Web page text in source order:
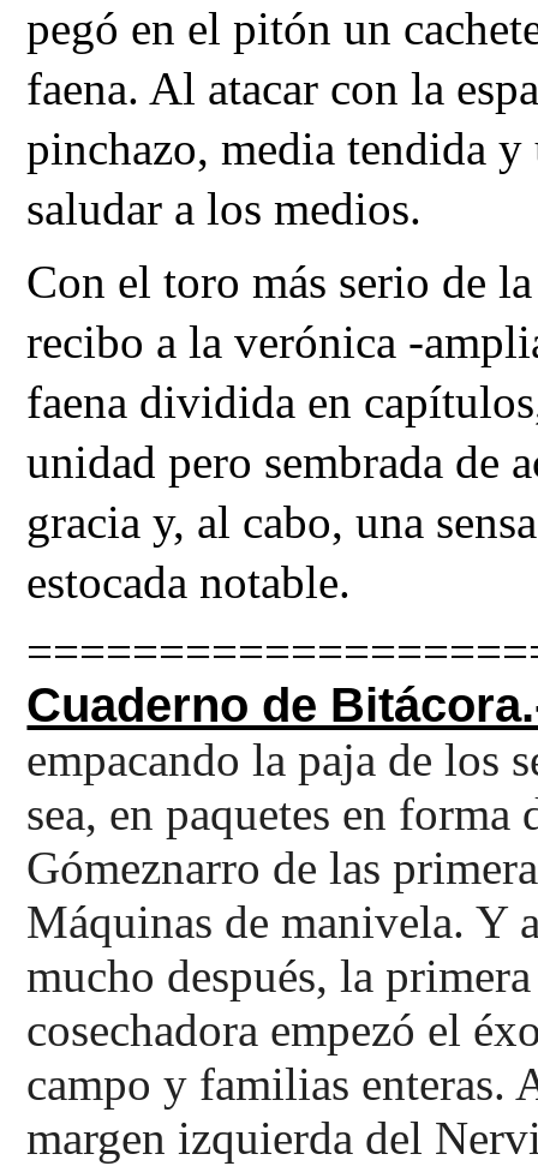
pegó en el pitón un
faena. Al atacar con la
pinchazo, media tendida
saludar a los medios.
Con el toro más serio de
recibo a la verónica -
faena dividida en
unidad pero sembrada de
gracia y, al cabo, una
estocada notable.
Cuaderno de
empacando la paja de los
sea, en paquetes en forma
Gómeznarro de las
Máquinas de manivela.Y
mucho después, la
cosechadora empezó el
campo y familias enteras.
margen izquierda del